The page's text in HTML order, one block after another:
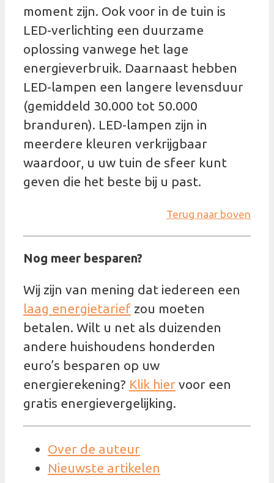
moment zijn. Ook voor in de tuin is
LED-verlichting een duurzame
oplossing vanwege het lage
energieverbruik. Daarnaast hebben
LED-lampen een langere levensduur
(gemiddeld 30.000 tot 50.000
branduren). LED-lampen zijn in
meerdere kleuren verkrijgbaar
waardoor, u uw tuin de sfeer kunt
geven die het beste bij u past.
Terug naar boven
Nog meer besparen?
Wij zijn van mening dat iedereen een
laag energietarief zou moeten
betalen. Wilt u net als duizenden
andere huishoudens honderden
euro’s besparen op uw
energierekening? Klik hier voor een
gratis energievergelijking.
Over de auteur
Nieuwste artikelen